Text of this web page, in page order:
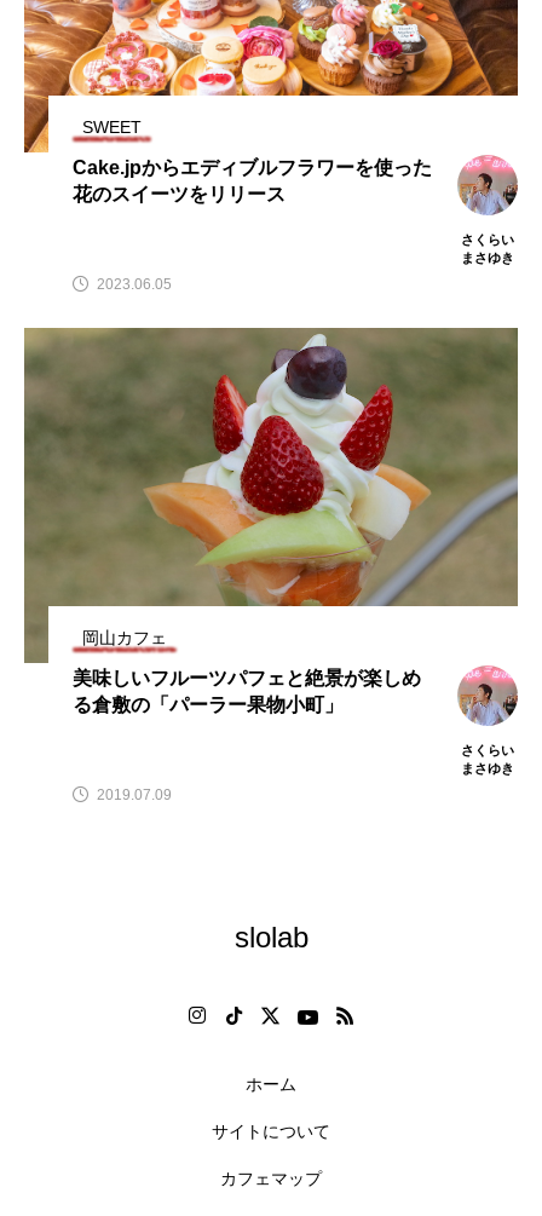
SWEET
Cake.jpからエディブルフラワーを使った
花のスイーツをリリース
さくらい
まさゆき
2023.06.05
岡山カフェ
美味しいフルーツパフェと絶景が楽しめ
る倉敷の「パーラー果物小町」
さくらい
まさゆき
2019.07.09
slolab
ホーム
サイトについて
カフェマップ